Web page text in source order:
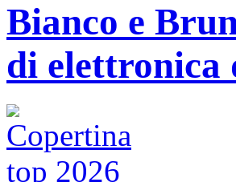
Bianco e
di elettronica